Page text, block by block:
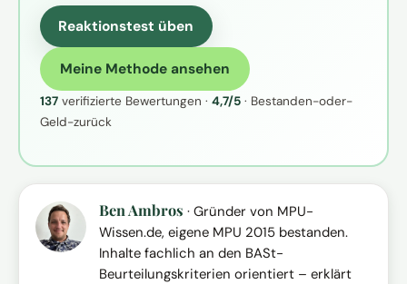
Reaktionstest üben
Meine Methode ansehen
137verifizierte Bewertungen · 4,7/5· Bestanden-oder-
Geld-zurück
Ben Ambros · Gründer von MPU-
Wissen.de, eigene MPU 2015 bestanden.
Inhalte fachlich an den BASt-
Beurteilungskriterien orientiert – erklärt